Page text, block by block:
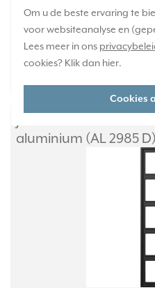
Om u de beste ervaring te
voor websiteanalyse en
Lees meer in ons
cookies? Klik dan hier.
Cookies
84,95
aluminium (AL 2985 D)